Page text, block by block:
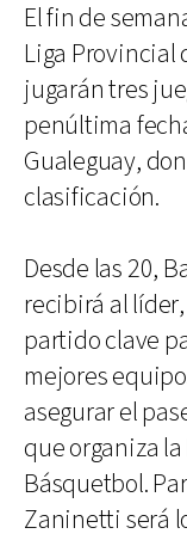
El fin de
Liga Provincial
jugarán tres
penúltima
Gualeguay,
clasificación.
Desde las 20,
recibirá al
partido clave
mejores
asegurar el
que organiza
Básquetbol.
Zaninetti será